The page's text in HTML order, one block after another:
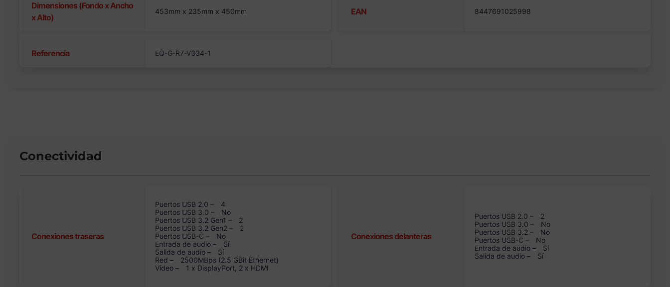
Dimensiones (Fondo x Ancho
x Alto)
453mm x 235mm x 450mm EAN 8447691025998
Referencia EQ-G-R7-V334-1
Conectividad
Conexiones traseras
Puertos USB 2.0 –
4
Puertos USB 3.0 –
No
Puertos USB 3.2 Gen1 –
2
Puertos USB 3.2 Gen2 –
2
Puertos USB-C –
No
Entrada de audio –
Sí
Salida de audio –
Sí
Red –
2500MBps (2.5 GBit Ethernet)
Vídeo –
1 x DisplayPort, 2 x HDMI
Conexiones delanteras
Puertos USB 2.0 –
2
Puertos USB 3.0 –
No
Puertos USB 3.2 –
No
Puertos USB-C –
No
Entrada de audio –
Sí
Salida de audio –
Sí